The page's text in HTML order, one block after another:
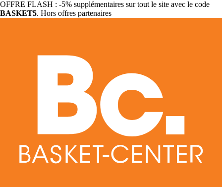
OFFRE FLASH : -5% supplémentaires sur tout le site avec le code
BASKET5. Hors offres partenaires